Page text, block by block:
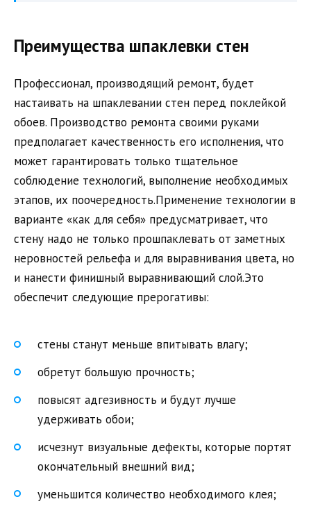
Преимущества шпаклевки стен
Профессионал, производящий ремонт, будет
настаивать на шпаклевании стен перед поклейкой
обоев. Производство ремонта своими руками
предполагает качественность его исполнения, что
может гарантировать только тщательное
соблюдение технологий, выполнение необходимых
этапов, их поочередность.Применение технологии в
варианте «как для себя» предусматривает, что
стену надо не только прошпаклевать от заметных
неровностей рельефа и для выравнивания цвета, но
и нанести финишный выравнивающий слой.Это
обеспечит следующие прерогативы:
стены станут меньше впитывать влагу;
обретут большую прочность;
повысят адгезивность и будут лучше
удерживать обои;
исчезнут визуальные дефекты, которые портят
окончательный внешний вид;
уменьшится количество необходимого клея;